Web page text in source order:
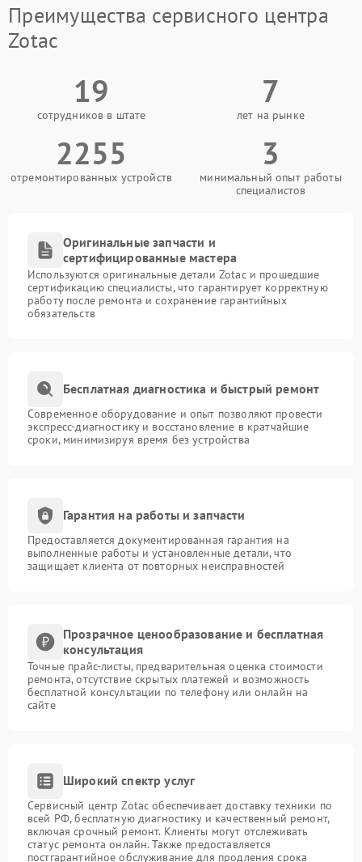
Преимущества сервисного центра
Zotac
19
сотрудников в штате
7
лет на рынке
2255
отремонтированных устройств
3
минимальный опыт работы
специалистов
Оригинальные запчасти и
сертифицированные мастера
Используются оригинальные детали Zotac и прошедшие
сертификацию специалисты, что гарантирует корректную
работу после ремонта и сохранение гарантийных
обязательств
Бесплатная диагностика и быстрый ремонт
Современное оборудование и опыт позволяют провести
экспресс-диагностику и восстановление в кратчайшие
сроки, минимизируя время без устройства
Гарантия на работы и запчасти
Предоставляется документированная гарантия на
выполненные работы и установленные детали, что
защищает клиента от повторных неисправностей
Прозрачное ценообразование и бесплатная
консультация
Точные прайс-листы, предварительная оценка стоимости
ремонта, отсутствие скрытых платежей и возможность
бесплатной консультации по телефону или онлайн на
сайте
Широкий спектр услуг
Сервисный центр Zotac обеспечивает доставку техники по
всей РФ, бесплатную диагностику и качественный ремонт,
включая срочный ремонт. Клиенты могут отслеживать
статус ремонта онлайн. Также предоставляется
постгарантийное обслуживание для продления срока